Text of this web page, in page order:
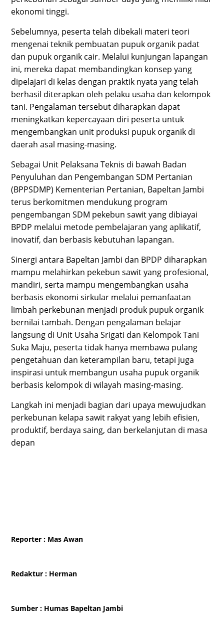
ekonomi tinggi.
Sebelumnya, peserta telah dibekali materi teori
mengenai teknik pembuatan pupuk organik padat
dan pupuk organik cair. Melalui kunjungan lapangan
ini, mereka dapat membandingkan konsep yang
dipelajari di kelas dengan praktik nyata yang telah
berhasil diterapkan oleh pelaku usaha dan kelompok
tani. Pengalaman tersebut diharapkan dapat
meningkatkan kepercayaan diri peserta untuk
mengembangkan unit produksi pupuk organik di
daerah asal masing-masing.
Sebagai Unit Pelaksana Teknis di bawah Badan
Penyuluhan dan Pengembangan SDM Pertanian
(BPPSDMP) Kementerian Pertanian, Bapeltan Jambi
terus berkomitmen mendukung program
pengembangan SDM pekebun sawit yang dibiayai
BPDP melalui metode pembelajaran yang aplikatif,
inovatif, dan berbasis kebutuhan lapangan.
Sinergi antara Bapeltan Jambi dan BPDP diharapkan
mampu melahirkan pekebun sawit yang profesional,
mandiri, serta mampu mengembangkan usaha
berbasis ekonomi sirkular melalui pemanfaatan
limbah perkebunan menjadi produk pupuk organik
bernilai tambah. Dengan pengalaman belajar
langsung di Unit Usaha Srigati dan Kelompok Tani
Suka Maju, peserta tidak hanya membawa pulang
pengetahuan dan keterampilan baru, tetapi juga
inspirasi untuk membangun usaha pupuk organik
berbasis kelompok di wilayah masing-masing.
Langkah ini menjadi bagian dari upaya mewujudkan
perkebunan kelapa sawit rakyat yang lebih efisien,
produktif, berdaya saing, dan berkelanjutan di masa
depan
Reporter : Mas Awan
Redaktur : Herman
Sumber : Humas Bapeltan Jambi